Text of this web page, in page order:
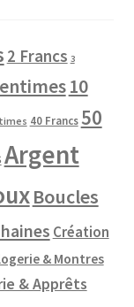
2 Francs 3
10
40 Francs 50
Argent
Boucles
Création
& Montres
& Apprêts